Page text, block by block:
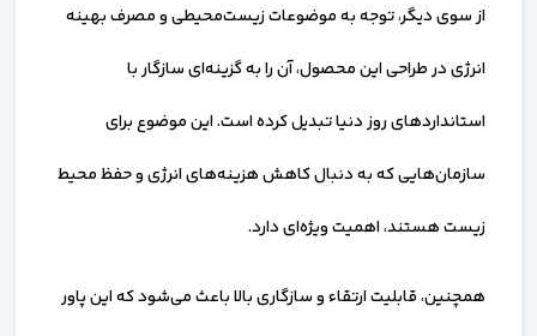
از سوی دیگر، توجه به موضوعات زیست‌محیطی و مصرف بهینه
انرژی در طراحی این محصول، آن را به گزینه‌ای سازگار با
استانداردهای روز دنیا تبدیل کرده است. این موضوع برای
سازمان‌هایی که به دنبال کاهش هزینه‌های انرژی و حفظ محیط
زیست هستند، اهمیت ویژه‌ای دارد.
همچنین، قابلیت ارتقاء و سازگاری بالا باعث می‌شود که این پاور